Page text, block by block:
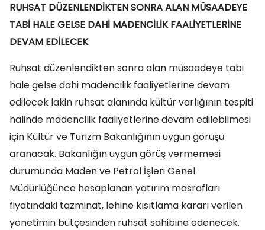
RUHSAT DÜZENLENDİKTEN SONRA ALAN MÜSAADEYE
TABİ HALE GELSE DAHİ MADENCİLİK FAALİYETLERİNE
DEVAM EDİLECEK
Ruhsat düzenlendikten sonra alan müsaadeye tabi
hale gelse dahi madencilik faaliyetlerine devam
edilecek lakin ruhsat alanında kültür varlığının tespiti
halinde madencilik faaliyetlerine devam edilebilmesi
için Kültür ve Turizm Bakanlığının uygun görüşü
aranacak. Bakanlığın uygun görüş vermemesi
durumunda Maden ve Petrol İşleri Genel
Müdürlüğünce hesaplanan yatırım masrafları
fiyatındaki tazminat, lehine kısıtlama kararı verilen
yönetimin bütçesinden ruhsat sahibine ödenecek.